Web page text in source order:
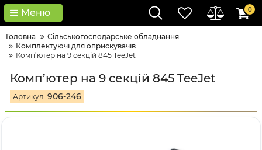
Меню 0
Головна
Сільськогосподарське обладнання
Комплектуючі для оприскувачів
Комп’ютер на 9 секцій 845 TeeJet
Комп’ютер на 9 секцій 845 TeeJet
Артикул: 906-246